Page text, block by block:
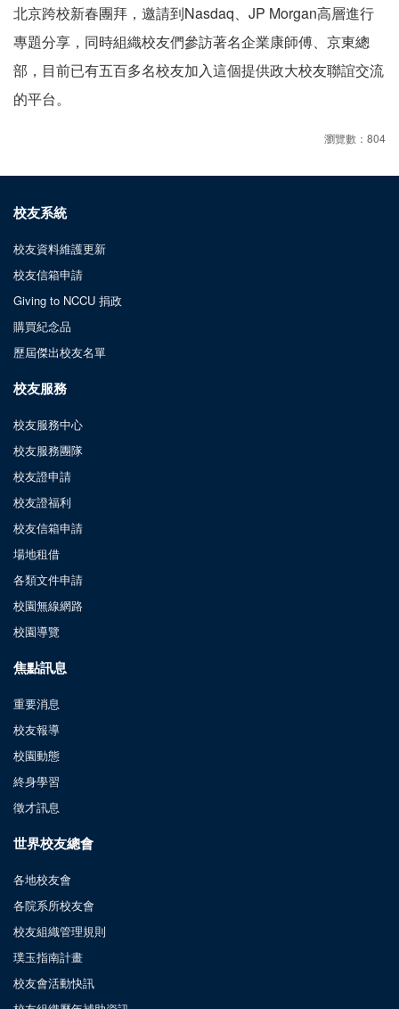
北京跨校新春團拜，邀請到Nasdaq、JP Morgan高層進行
專題分享，同時組織校友們參訪著名企業康師傅、京東總
部，目前已有五百多名校友加入這個提供政大校友聯誼交流
的平台。
瀏覽數：804
校友系統
校友資料維護更新
校友信箱申請
Giving to NCCU 捐政
購買紀念品
歷屆傑出校友名單
校友服務
校友服務中心
校友服務團隊
校友證申請
校友證福利
校友信箱申請
場地租借
各類文件申請
校園無線網路
校園導覽
焦點訊息
重要消息
校友報導
校園動態
終身學習
徵才訊息
世界校友總會
各地校友會
各院系所校友會
校友組織管理規則
璞玉指南計畫
校友會活動快訊